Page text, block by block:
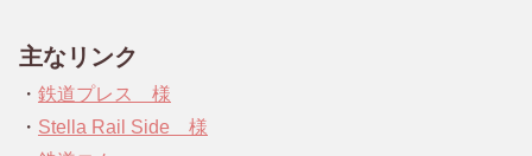
主なリンク
・ 鉄道プレス 様
・ Stella Rail Side 様